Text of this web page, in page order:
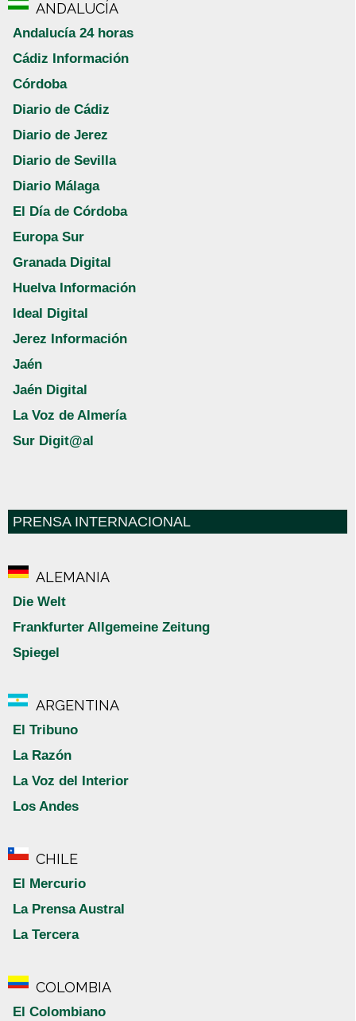
ANDALUCÍA
Andalucía 24 horas
Cádiz Información
Córdoba
Diario de Cádiz
Diario de Jerez
Diario de Sevilla
Diario Málaga
El Día de Córdoba
Europa Sur
Granada Digital
Huelva Información
Ideal Digital
Jerez Información
Jaén
Jaén Digital
La Voz de Almería
Sur Digit@al
PRENSA INTERNACIONAL
ALEMANIA
Die Welt
Frankfurter Allgemeine Zeitung
Spiegel
ARGENTINA
El Tribuno
La Razón
La Voz del Interior
Los Andes
CHILE
El Mercurio
La Prensa Austral
La Tercera
COLOMBIA
El Colombiano